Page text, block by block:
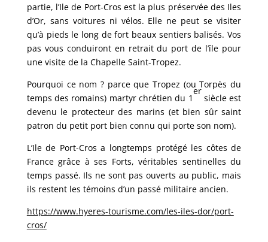
partie, l’Ile de Port-Cros est la plus préservée des Iles
d’Or, sans voitures ni vélos. Elle ne peut se visiter
qu’à pieds le long de fort beaux sentiers balisés. Vos
pas vous conduiront en retrait du port de l’île pour
une visite de la Chapelle Saint-Tropez.
Pourquoi ce nom ? parce que Tropez (ou Torpès du
temps des romains) martyr chrétien du 1
er
siècle est
devenu le protecteur des marins (et bien sûr saint
patron du petit port bien connu qui porte son nom).
L’Ile de Port-Cros a longtemps protégé les côtes de
France grâce à ses Forts, véritables sentinelles du
temps passé. Ils ne sont pas ouverts au public, mais
ils restent les témoins d’un passé militaire ancien.
https://www.hyeres-tourisme.com/les-iles-dor/port-
cros/